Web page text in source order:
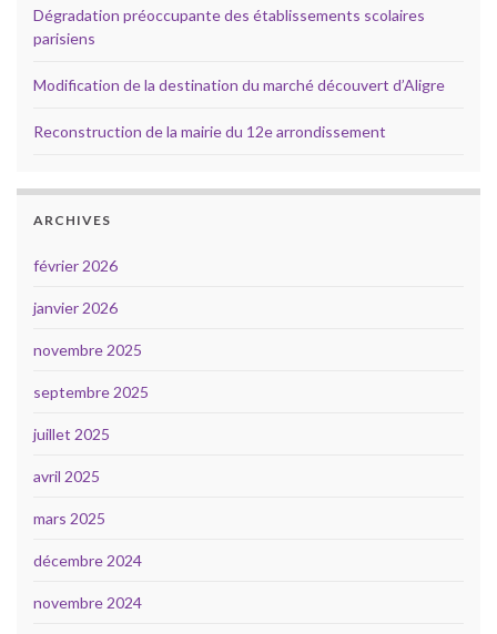
Dégradation préoccupante des établissements scolaires
parisiens
Modification de la destination du marché découvert d’Aligre
Reconstruction de la mairie du 12e arrondissement
ARCHIVES
février 2026
janvier 2026
novembre 2025
septembre 2025
juillet 2025
avril 2025
mars 2025
décembre 2024
novembre 2024